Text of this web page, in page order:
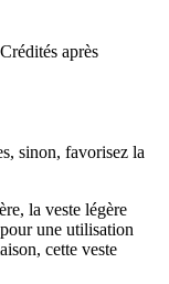
Crédités après
sinon, favorisez la
la veste légère
une utilisation
cette veste